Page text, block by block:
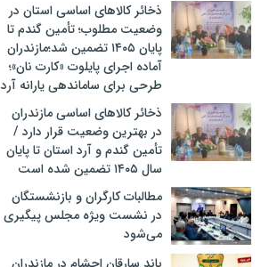
ذخائر کالاهای اساسی استان در
وضعیت مطلوب؛ تأمین گندم تا
پایان ۱۴۰۵ تضمین شد؛مازندران
آماده اجرای پایلوت «کارت نان»؛
طرحی برای ساماندهی یارانه آرد
ذخائر کالاهای اساسی مازندران
در بهترین وضعیت قرار دارد /
تأمین گندم و آرد استان تا پایان
سال ۱۴۰۵ تضمین شده است
مطالبات کارگران و بازنشستگان
در نشست ویژه مجلس پیگیری
می‌شود